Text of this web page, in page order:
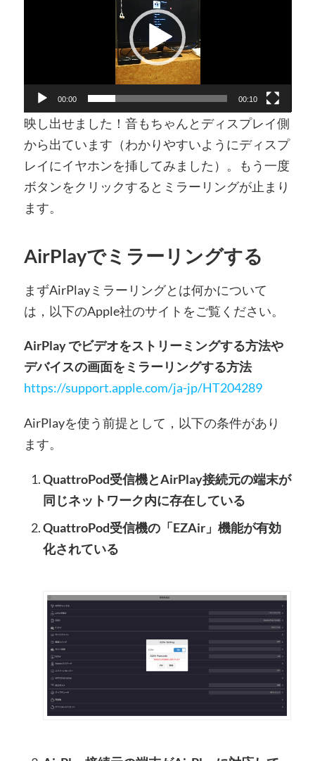
00:00 00:10
映し出せました！音もちゃんとディスプレイ側
から出ています（わかりやすいようにディスプ
レイにイヤホンを挿してみました）。もう一度
ボタンをクリックするとミラーリングが止まり
ます。
AirPlayでミラーリングする
まずAirPlayミラーリングとは何かについて
は，以下のApple社のサイトをご覧ください。
AirPlay でビデオをストリーミングする方法や
デバイスの画面をミラーリングする方法
https://support.apple.com/ja-jp/HT204289
AirPlayを使う前提として，以下の条件があり
ます。
QuattroPod受信機とAirPlay接続元の端末が
同じネットワーク内に存在している
QuattroPod受信機の「EZAir」機能が有効
化されている